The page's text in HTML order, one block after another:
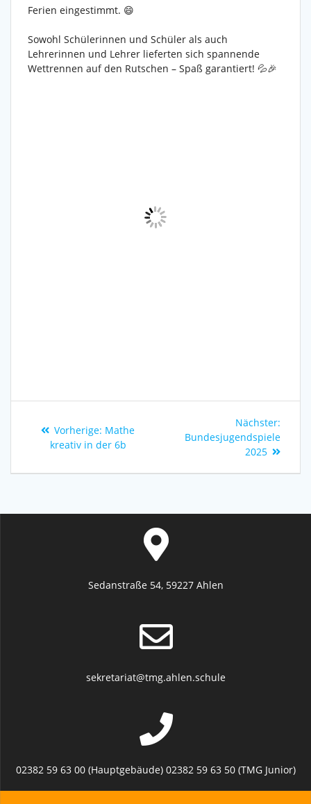
Ferien eingestimmt. 😄
Sowohl Schülerinnen und Schüler als auch
Lehrerinnen und Lehrer lieferten sich spannende
Wettrennen auf den Rutschen – Spaß garantiert! 💦🎉
Vorherige: Mathe
kreativ in der 6b
Nächster:
Bundesjugendspiele
2025
Sedanstraße 54, 59227 Ahlen
sekretariat@tmg.ahlen.schule
02382 59 63 00 (Hauptgebäude) 02382 59 63 50 (TMG Junior)